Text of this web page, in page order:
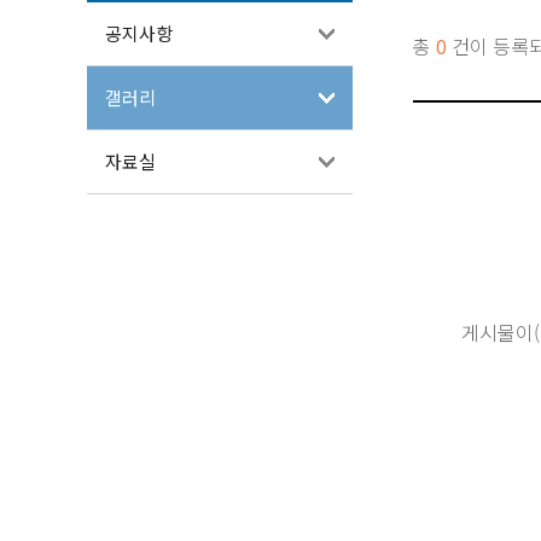
공지사항
갤러리
자료실
총 0 건이 등록
게시물이